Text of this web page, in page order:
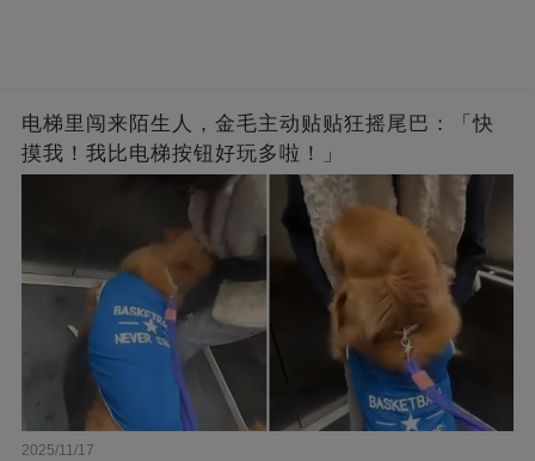
电梯里闯来陌生人，金毛主动贴贴狂摇尾巴：「快
摸我！我比电梯按钮好玩多啦！」
2025/11/17